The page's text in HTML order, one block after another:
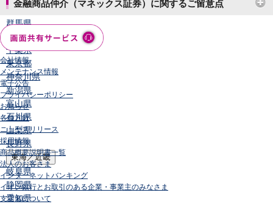
栃木県
群馬県
埼玉県
千葉県
東京都
神奈川県
新潟県
富山県
石川県
山梨県
長野県
東海／近畿
岐阜県
静岡県
愛知県
金融商品仲介（マネックス証券）に関するご留意点
会社情報
メンテナンス情報
電子公告
プライバシーポリシー
お知らせ
各種方針
ニュースリリース
採用情報
商品概要説明書一覧
法人のお客さま
インターネットバンキング
イオン銀行とお取引のある企業・事業主のみなさま
支店名について